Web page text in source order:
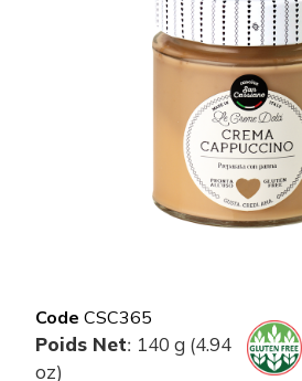
Code CSC365
Poids Net: 140 g (4.94
oz)